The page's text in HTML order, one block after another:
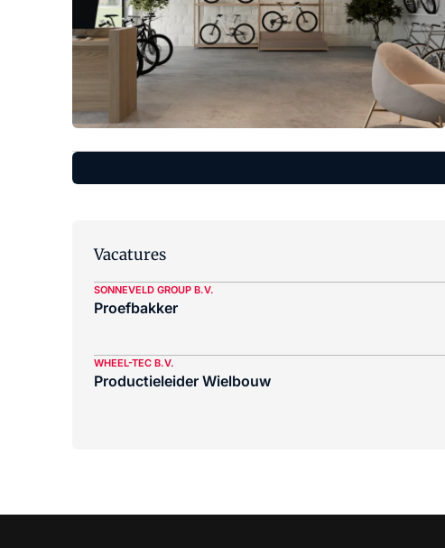
Vacatures
SONNEVELD GROUP B.V.
Proefbakker
WHEEL-TEC B.V.
Productieleider Wielbouw